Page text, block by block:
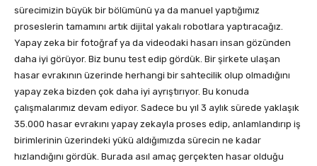
sürecimizin büyük bir bölümünü ya da manuel yaptığımız
proseslerin tamamını artık dijital yakalı robotlara yaptıracağız.
Yapay zeka bir fotoğraf ya da videodaki hasarı insan gözünden
daha iyi görüyor. Biz bunu test edip gördük. Bir şirkete ulaşan
hasar evrakının üzerinde herhangi bir sahtecilik olup olmadığını
yapay zeka bizden çok daha iyi ayrıştırıyor. Bu konuda
çalışmalarımız devam ediyor. Sadece bu yıl 3 aylık sürede yaklaşık
35.000 hasar evrakını yapay zekayla proses edip, anlamlandırıp iş
birimlerinin üzerindeki yükü aldığımızda sürecin ne kadar
hızlandığını gördük. Burada asıl amaç gerçekten hasar olduğu